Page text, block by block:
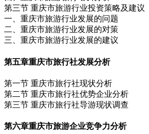
第三节 重庆市旅游行业投资策略及建议
一、重庆市旅游行业发展的问题
二、重庆市旅游行业发展的对策
三、重庆市旅游行业发展的建议
第五章重庆市旅行社发展分析
第一节 重庆市旅行社现状分析
第二节 重庆市旅行社优势企业分析
第三节 重庆市旅行社导游现状调查
第六章重庆市旅游企业竞争力分析